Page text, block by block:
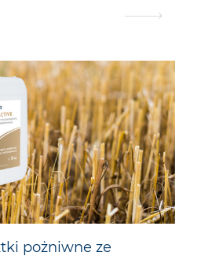
pożniwne ze